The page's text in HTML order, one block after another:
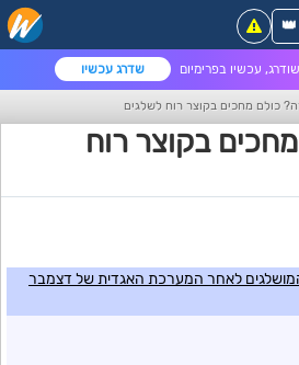
עכשיו בפרימיום שדרג עכשיו
👑
כולם מחכים בקוצר רוח לשלגים
בקוצר רוח
לאחר המערכת האגדית של דצמבר